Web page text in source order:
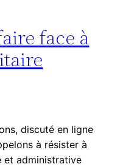
face à
discuté en ligne
à résister à
et administrative